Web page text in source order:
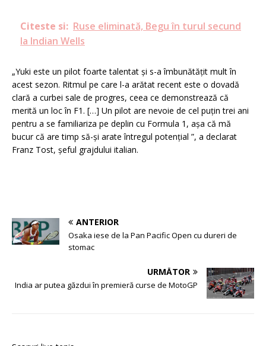
Citeste si: Ruse eliminată, Begu în turul secund
la Indian Wells
„Yuki este un pilot foarte talentat și s-a îmbunătățit mult în
acest sezon. Ritmul pe care l-a arătat recent este o dovadă
clară a curbei sale de progres, ceea ce demonstrează că
merită un loc în F1. […] Un pilot are nevoie de cel puțin trei ani
pentru a se familiariza pe deplin cu Formula 1, așa că mă
bucur că are timp să-și arate întregul potențial ”, a declarat
Franz Tost, șeful grajdului italian.
ANTERIOR
Osaka iese de la Pan Pacific Open cu dureri de
stomac
URMĂTOR
India ar putea găzdui în premieră curse de MotoGP